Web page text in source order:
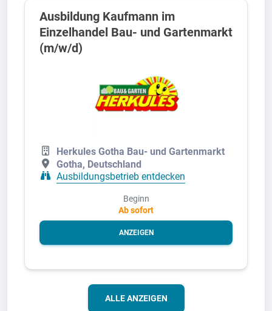
Ausbildung Kaufmann im
Einzelhandel Bau- und Gartenmarkt
(m/w/d)
Herkules Gotha Bau- und Gartenmarkt
Gotha, Deutschland
Ausbildungsbetrieb entdecken
Beginn
Ab sofort
ANZEIGEN
ALLE ANZEIGEN